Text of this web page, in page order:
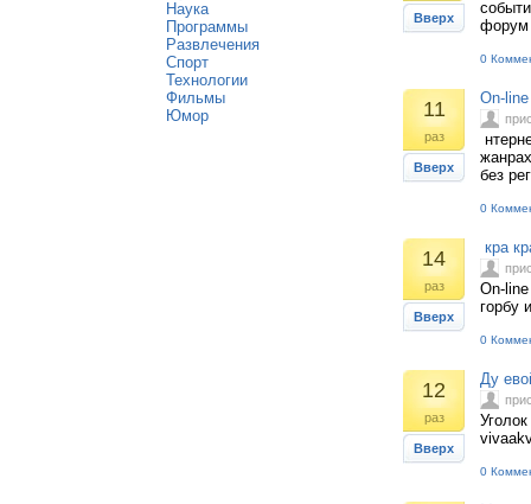
Наука
Программы
Развлечения
Спорт
Технологии
Фильмы
Юмор
Вверх
форум
0
11
раз
Вверх
On-
без
0
14
раз
Вверх
кра
On-
горбу
0
12
раз
Вверх
Ду
0